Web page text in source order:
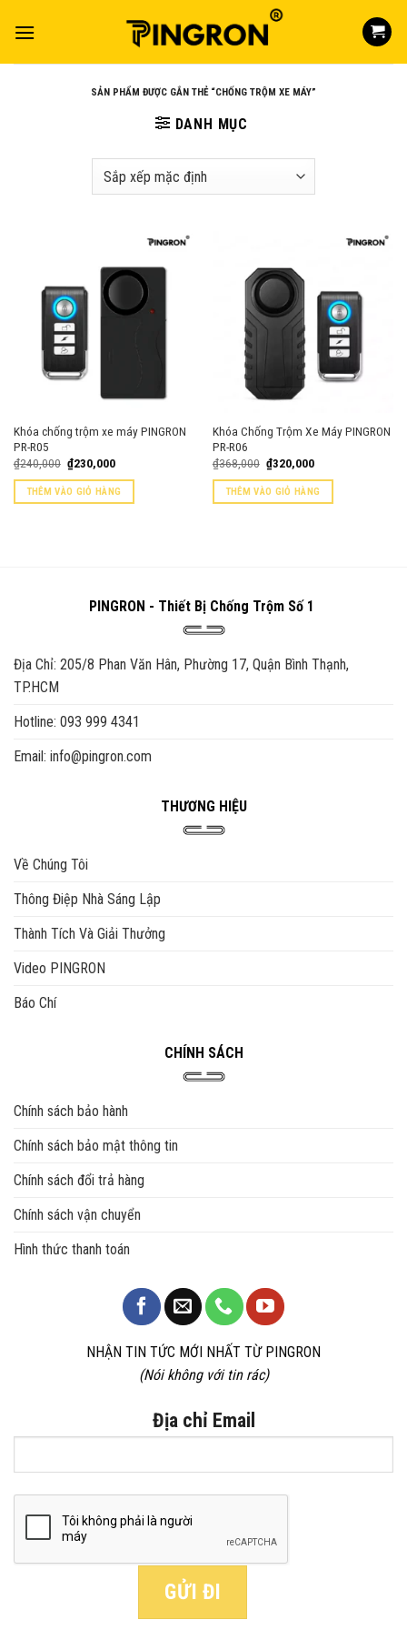
SẢN PHẨM ĐƯỢC GẮN THẺ “CHỐNG TRỘM XE MÁY”
DANH MỤC
Khóa chống trộm xe máy PINGRON
PR-R05
₫240,000 Giá
gốc
là:
₫240,000.
₫230,000Giá
tại
là:
THÊM VÀO GIỎ HÀNG
Khóa Chống Trộm Xe Máy PINGRON
PR-R06
₫368,000 Giá
gốc
là:
₫368,000.
₫320,000Giá
tại
là:
THÊM VÀO GIỎ HÀNG
PINGRON - Thiết Bị Chống Trộm Số 1
Địa Chỉ: 205/8 Phan Văn Hân, Phường 17, Quận Bình Thạnh,
TP.HCM
Hotline: 093 999 4341
Email: info@pingron.com
THƯƠNG HIỆU
Về Chúng Tôi
Thông Điệp Nhà Sáng Lập
Thành Tích Và Giải Thưởng
Video PINGRON
Báo Chí
CHÍNH SÁCH
Chính sách bảo hành
Chính sách bảo mật thông tin
Chính sách đổi trả hàng
Chính sách vận chuyển
Hình thức thanh toán
NHẬN TIN TỨC MỚI NHẤT TỪ PINGRON
(Nói không với tin rác)
Địa chỉ Email